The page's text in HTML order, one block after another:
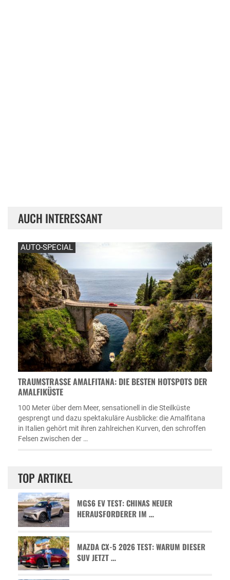
AUCH INTERESSANT
AUTO-SPECIAL
TRAUMSTRASSE AMALFITANA: DIE BESTEN HOTSPOTS DER A
MALFIKÜSTE
100 Meter über dem Meer, sensationell in die Steilküste
gesprengt und dazu spektakuläre Ausblicke: die Amalfitana
in Italien gehört mit ihren zahlreichen Kurven, den schroffen
Felsen zwischen der …
TOP ARTIKEL
MGS6 EV TEST: CHINAS NEUER
HERAUSFORDERER IM …
MAZDA CX-5 2026 TEST: WARUM DIESER
SUV JETZT …